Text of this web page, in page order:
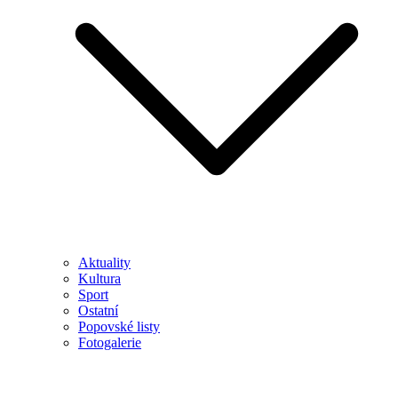
Aktuality
Kultura
Sport
Ostatní
Popovské listy
Fotogalerie